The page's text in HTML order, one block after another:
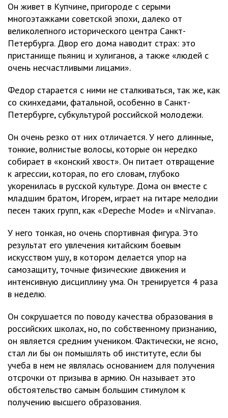
Он живет в Купчине, пригороде с серыми
многоэтажками советской эпохи, далеко от
великолепного исторического центра Санкт-
Петербурга. Двор его дома наводит страх: это
пристанище пьяниц и хулиганов, а также «людей с
очень несчастливыми лицами».
Федор старается с ними не сталкиваться, так же, как
со скинхедами, фатальной, особенно в Санкт-
Петербурге, субкультурой российской молодежи.
Он очень резко от них отличается. У него длинные,
тонкие, волнистые волосы, которые он нередко
собирает в «конский хвост». Он питает отвращение
к агрессии, которая, по его словам, глубоко
укоренилась в русской культуре. Дома он вместе с
младшим братом, Игорем, играет на гитаре мелодии
песен таких групп, как «Depeche Mode» и «Nirvana».
У него тонкая, но очень спортивная фигура. Это
результат его увлечения китайским боевым
искусством ушу, в котором делается упор на
самозащиту, точные физические движения и
интенсивную дисциплину ума. Он тренируется 4 раза
в неделю.
Он сокрушается по поводу качества образования в
российских школах, но, по собственному признанию,
он является средним учеником. Фактически, не ясно,
стал ли бы он помышлять об институте, если бы
учеба в нем не являлась основанием для получения
отсрочки от призыва в армию. Он называет это
обстоятельство самым большим стимулом к
получению высшего образования.